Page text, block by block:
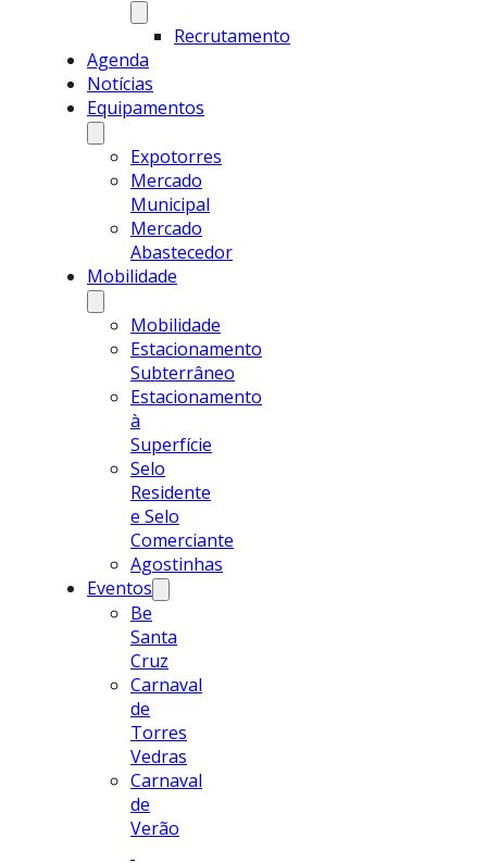
Recrutamento
Agenda
Notícias
Equipamentos
Expotorres
Mercado
Municipal
Mercado
Abastecedor
Mobilidade
Mobilidade
Estacionamento
Subterrâneo
Estacionamento
à
Superfície
Selo
Residente
e Selo
Comerciante
Agostinhas
Eventos
Be
Santa
Cruz
Carnaval
de
Torres
Vedras
Carnaval
de
Verão